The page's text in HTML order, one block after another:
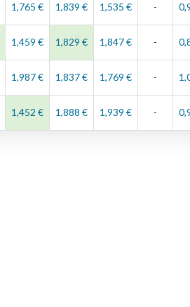
1,765 € 1,839 € 1,535 € -
1,459 € 1,829 € 1,847 € -
1,987 € 1,837 € 1,769 € -
1,452 € 1,888 € 1,939 € -